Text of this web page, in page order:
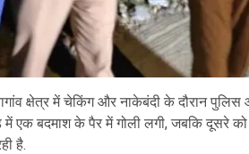
क्षेत्र में चेकिंग और नाकेबंदी के दौरान
में एक बदमाश के पैर में गोली लगी, जबकि दूसरे
है.